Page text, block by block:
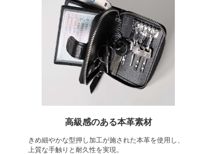
高級感のある本革素材
きめ細やかな型押し加工が施された本革を使用し、
上質な手触りと耐久性を実現。